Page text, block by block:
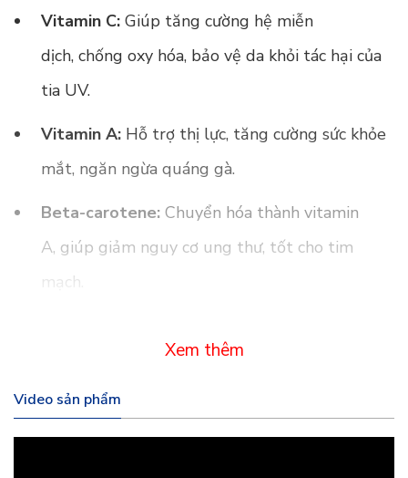
Vitamin C: Giúp tăng cường hệ miễn
dịch, chống oxy hóa, bảo vệ da khỏi tác hại của
tia UV.
Vitamin A: Hỗ trợ thị lực, tăng cường sức khỏe
mắt, ngăn ngừa quáng gà.
Beta-carotene: Chuyển hóa thành vitamin
A, giúp giảm nguy cơ ung thư, tốt cho tim
mạch.
Kali:Giúp điều hòa huyết áp, giảm nguy cơ đột
quỵ.
Xem thêm
Video sản phẩm